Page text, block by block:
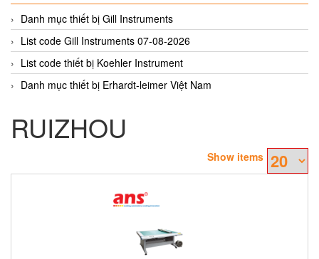
Danh mục thiết bị Gill Instruments
List code Gill Instruments 07-08-2026
List code thiết bị Koehler Instrument
Danh mục thiết bị Erhardt-leimer Việt Nam
RUIZHOU
Show items